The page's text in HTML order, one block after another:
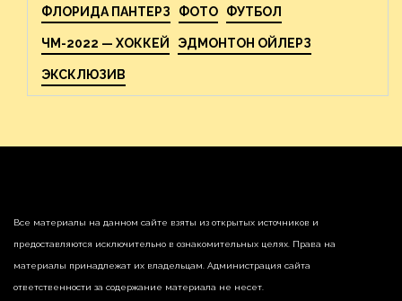
ФЛОРИДА ПАНТЕРЗ ФОТО ФУТБОЛ
ЧМ-2022 — ХОККЕЙ ЭДМОНТОН ОЙЛЕРЗ
ЭКСКЛЮЗИВ
Все материалы на данном сайте взяты из открытых источников и
предоставляются исключительно в ознакомительных целях. Права на
материалы принадлежат их владельцам. Администрация сайта
ответственности за содержание материала не несет.